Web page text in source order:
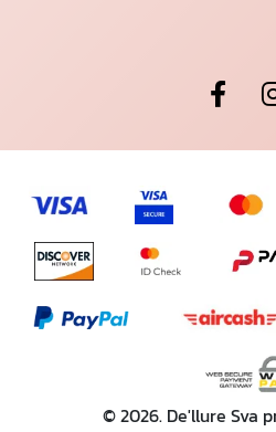
© 2026. De'llure Sva